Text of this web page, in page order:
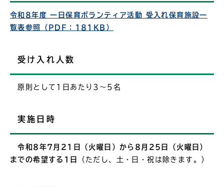
令和8年度 一日保育ボランティア活動 受入れ保育施設一
覧表参照（PDF：181KB）
受け入れ人数
原則として1日あたり3～5名
実施日時
令和8年7月21日（火曜日）から8月25日（火曜日）
までの希望する1日
（ただし、土・日・祝は除きます。）